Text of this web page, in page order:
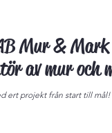
Mur & Mark
av mur och
ert projekt från start till mål!